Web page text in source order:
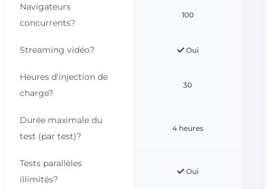
Navigateurs
concurrents?
100
Streaming vidéo? Oui
Heures d'injection de
charge?
30
Durée maximale du
test (par test)?
4 heures
Tests parallèles
illimités?
Oui